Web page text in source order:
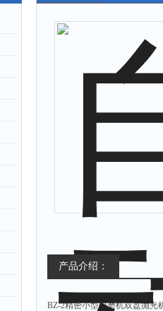
产品介绍：
BZ-2精密小型研磨机双盘抛光